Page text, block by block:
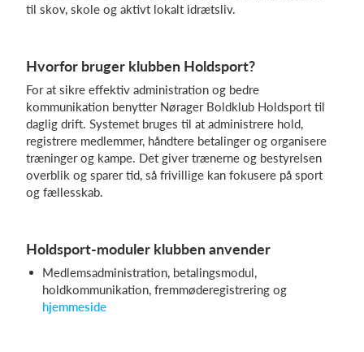
til skov, skole og aktivt lokalt idrætsliv.
Hvorfor bruger klubben Holdsport?
For at sikre effektiv administration og bedre
kommunikation benytter Nørager Boldklub Holdsport til
daglig drift. Systemet bruges til at administrere hold,
registrere medlemmer, håndtere betalinger og organisere
træninger og kampe. Det giver trænerne og bestyrelsen
overblik og sparer tid, så frivillige kan fokusere på sport
og fællesskab.
Holdsport-moduler klubben anvender
Medlemsadministration, betalingsmodul,
holdkommunikation, fremmøderegistrering og
hjemmeside